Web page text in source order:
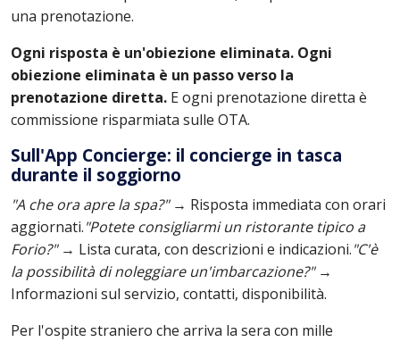
una prenotazione.
Ogni risposta è un'obiezione eliminata. Ogni
obiezione eliminata è un passo verso la
prenotazione diretta. E ogni prenotazione diretta è
commissione risparmiata sulle OTA.
Sull'App Concierge: il concierge in tasca
durante il soggiorno
"A che ora apre la spa?"→ Risposta immediata con orari
aggiornati."Potete consigliarmi un ristorante tipico a
Forio?"→ Lista curata, con descrizioni e indicazioni."C'è
la possibilità di noleggiare un'imbarcazione?"→
Informazioni sul servizio, contatti, disponibilità.
Per l'ospite straniero che arriva la sera con mille